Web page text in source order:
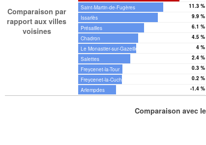
Comparaison par
rapport aux villes
voisines
Saint-Martin-de-Fugères 11.3 %
Issarlès 9.9 %
Présailles 6.1 %
Chadron 4.5 %
Le Monastier-sur-Gazeille 4 %
Salettes 2.4 %
Freycenet-la-Tour 0.3 %
Freycenet-la-Cuche 0.2 %
Arlempdes -1.4 %
Comparaison avec